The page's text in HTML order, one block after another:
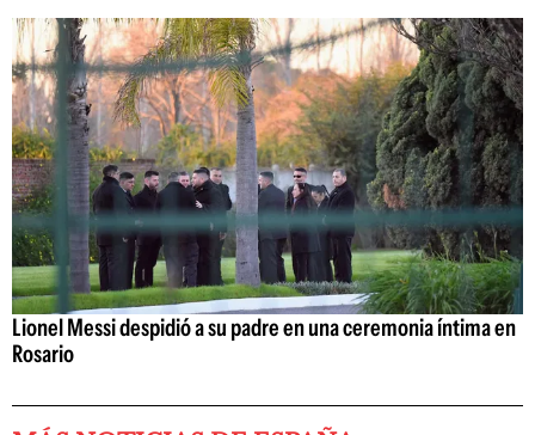
Lionel Messi despidió a su padre en una ceremonia íntima en
Rosario